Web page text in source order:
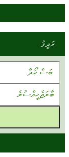
ރަދީފު